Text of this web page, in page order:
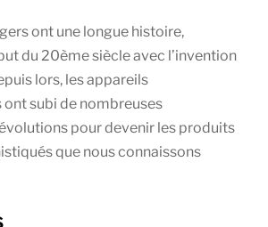
ont une longue histoire,
du 20ème siècle avec l’invention
lors, les appareils
subi de nombreuses
pour devenir les produits
que nous connaissons